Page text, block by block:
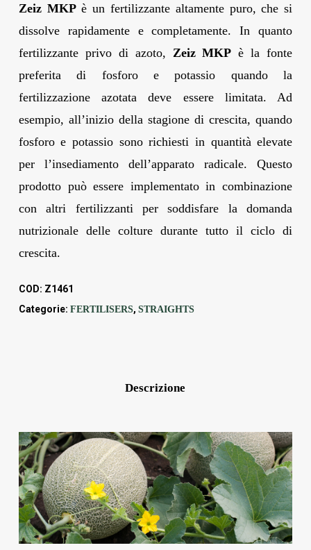
Zeiz MKPè un fertilizzante altamente puro, che si
dissolve rapidamente e completamente. In quanto
fertilizzante privo di azoto, Zeiz MKP è la fonte
preferita di fosforo e potassio quando la
fertilizzazione azotata deve essere limitata. Ad
esempio, all’inizio della stagione di crescita, quando
fosforo e potassio sono richiesti in quantità elevate
per l’insediamento dell’apparato radicale. Questo
prodotto può essere implementato in combinazione
con altri fertilizzanti per soddisfare la domanda
nutrizionale delle colture durante tutto il ciclo di
crescita.
COD: Z1461
Categorie: FERTILISERS, STRAIGHTS
Descrizione